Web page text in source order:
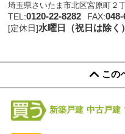
埼玉県さいたま市北区宮原町
TEL:0120-22-8282 FAX:
[定休日]水曜日（祝日は除く）
この
新築戸建 中古戸建